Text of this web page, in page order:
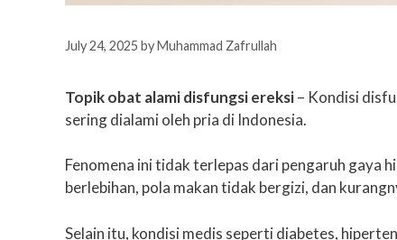
July 24, 2025 byMuhammad Zafrullah
Topik obat alami disfungsi ereksi– Kondisi
sering dialami oleh pria di Indonesia.
Fenomena ini tidak terlepas dari pengaruh gaya
berlebihan, pola makan tidak bergizi, dan
Selain itu, kondisi medis seperti diabetes,